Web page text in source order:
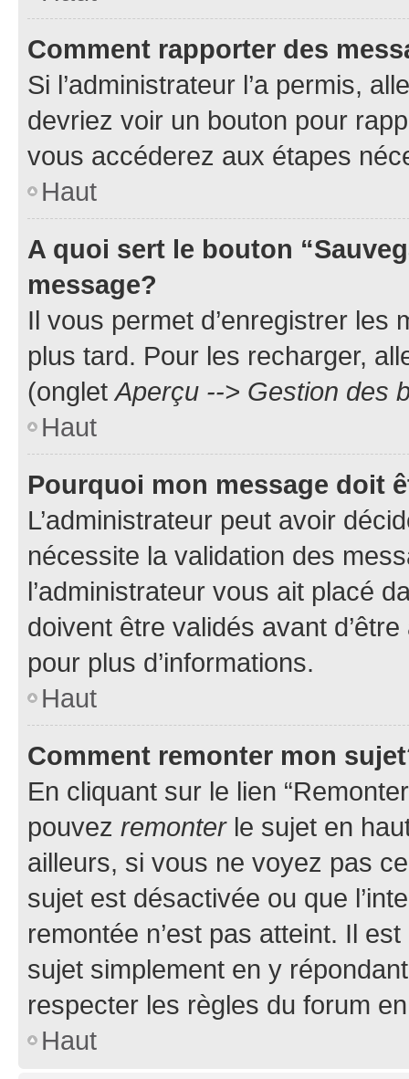
Comment rapporter des
Si l’administrateur l’a permis,
devriez voir un bouton pour
vous accéderez aux étapes
Haut
A quoi sert le bouton
message?
Il vous permet d’enregistrer
plus tard. Pour les recharger,
(ongletAperçu --> Gestion des
Haut
Pourquoi mon message doit
L’administrateur peut avoir
nécessite la validation des
l’administrateur vous ait placé
doivent être validés avant
pour plus d’informations.
Haut
Comment remonter mon
En cliquant sur le lien
pouvez remonterle sujet en
ailleurs, si vous ne voyez pas
sujet est désactivée ou que
remontée n’est pas atteint. Il
sujet simplement en y
respecter les règles du forum
Haut